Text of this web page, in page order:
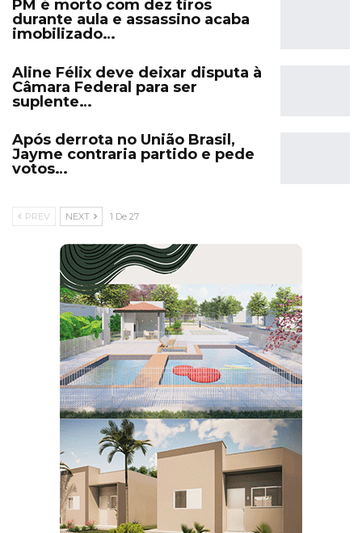
PM é morto com dez tiros
durante aula e assassino acaba
imobilizado…
Aline Félix deve deixar disputa à
Câmara Federal para ser
suplente…
Após derrota no União Brasil,
Jayme contraria partido e pede
votos…
PREV NEXT 1 De 27